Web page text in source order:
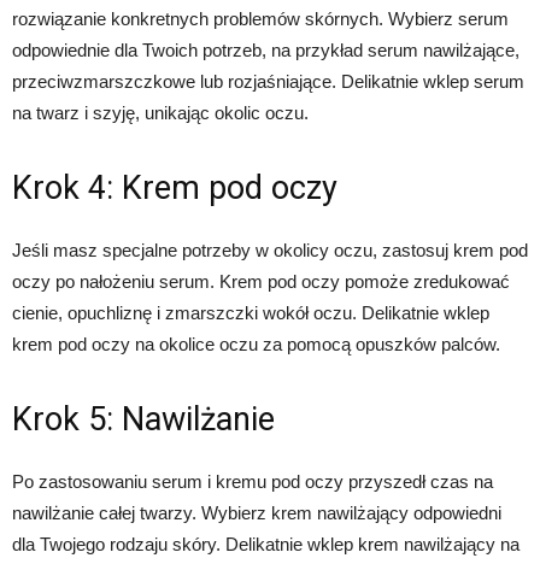
rozwiązanie konkretnych problemów skórnych. Wybierz serum
odpowiednie dla Twoich potrzeb, na przykład serum nawilżające,
przeciwzmarszczkowe lub rozjaśniające. Delikatnie wklep serum
na twarz i szyję, unikając okolic oczu.
Krok 4: Krem pod oczy
Jeśli masz specjalne potrzeby w okolicy oczu, zastosuj krem pod
oczy po nałożeniu serum. Krem pod oczy pomoże zredukować
cienie, opuchliznę i zmarszczki wokół oczu. Delikatnie wklep
krem pod oczy na okolice oczu za pomocą opuszków palców.
Krok 5: Nawilżanie
Po zastosowaniu serum i kremu pod oczy przyszedł czas na
nawilżanie całej twarzy. Wybierz krem nawilżający odpowiedni
dla Twojego rodzaju skóry. Delikatnie wklep krem nawilżający na